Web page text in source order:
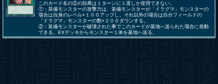
このカード名の②の効果は１ターンに１度しか使用できない。
①：装備モンスターの攻撃力は、装備モンスターが「ドラグマ」モンスターの
場合は自身のレベル×１００アップし、それ以外の場合は自分フィールドの
「ドラグマ」モンスターの数×２００ダウンする。
②：装備モンスターが破壊された事でこのカードが墓地へ送られた場合に発動
できる。EXデッキからモンスター１体を墓地へ送る。